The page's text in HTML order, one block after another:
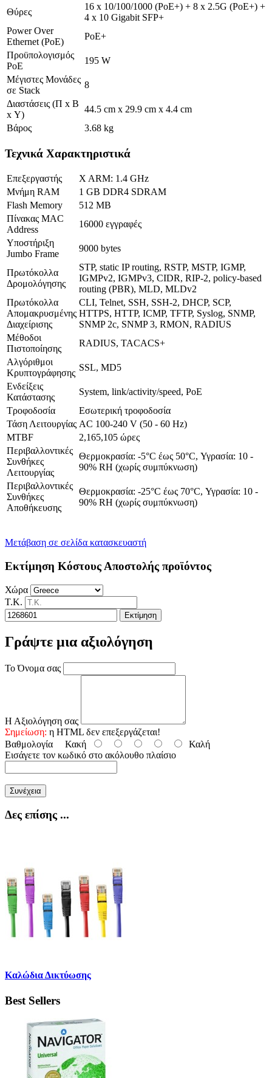
Θύρες
16 x 10/100/1000 (PoE+) + 8 x 2.5G (PoE+) +
4 x 10 Gigabit SFP+
Power Over
Ethernet (PoE)
PoE+
Προϋπολογισμός
PoE
195 W
Μέγιστες Μονάδες
σε Stack
8
Διαστάσεις (Π x Β
x Υ)
44.5 cm x 29.9 cm x 4.4 cm
Βάρος
3.68 kg
Τεχνικά Χαρακτηριστικά
Επεξεργαστής
X ARM: 1.4 GHz
Μνήμη RAM
1 GB DDR4 SDRAM
Flash Memory
512 MB
Πίνακας MAC
Address
16000 εγγραφές
Υποστήριξη
Jumbo Frame
9000 bytes
Πρωτόκολλα
Δρομολόγησης
STP, static IP routing, RSTP, MSTP, IGMP,
IGMPv2, IGMPv3, CIDR, RIP-2, policy-based
routing (PBR), MLD, MLDv2
Πρωτόκολλα
Απομακρυσμένης
Διαχείρισης
CLI, Telnet, SSH, SSH-2, DHCP, SCP,
HTTPS, HTTP, ICMP, TFTP, Syslog, SNMP,
SNMP 2c, SNMP 3, RMON, RADIUS
Μέθοδοι
Πιστοποίησης
RADIUS, TACACS+
Αλγόριθμοι
Κρυπτογράφησης
SSL, MD5
Ενδείξεις
Κατάστασης
System, link/activity/speed, PoE
Τροφοδοσία
Εσωτερική τροφοδοσία
Τάση Λειτουργίας AC 100-240 V (50 - 60 Hz)
MTBF
2,165,105 ώρες
Περιβαλλοντικές
Συνθήκες
Λειτουργίας
Θερμοκρασία: -5°C έως 50°C, Υγρασία: 10 -
90% RH (χωρίς συμπύκνωση)
Περιβαλλοντικές
Συνθήκες
Αποθήκευσης
Θερμοκρασία: -25°C έως 70°C, Υγρασία: 10 -
90% RH (χωρίς συμπύκνωση)
Μετάβαση σε σελίδα κατασκευαστή
Εκτίμηση Κόστους Αποστολής προϊόντος
Χώρα
Τ.Κ.
Εκτίμηση
Γράψτε μια αξιολόγηση
Το Όνομα σας
Η Αξιολόγηση σας
Σημείωση: η HTML δεν επεξεργάζεται!
Βαθμολογία Κακή
Καλή
Εισάγετε τον κωδικό στο ακόλουθο πλαίσιο
Συνέχεια
Δες επίσης ...
Καλώδια Δικτύωσης
Best Sellers